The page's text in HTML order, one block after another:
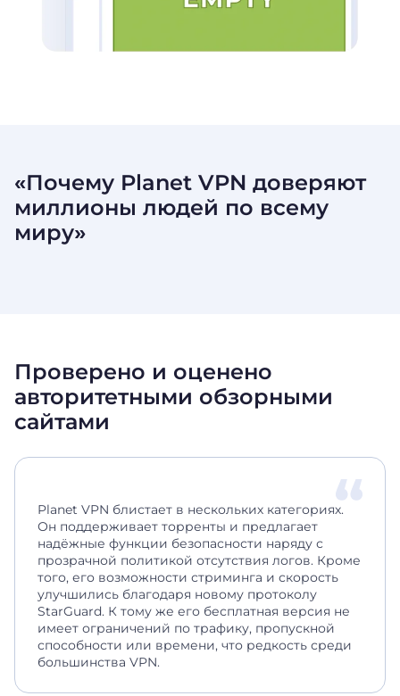
«Почему Planet VPN доверяют
миллионы людей по всему
миру»
Проверено и оценено
авторитетными обзорными
сайтами
Planet VPN блистает в нескольких категориях.
Он поддерживает торренты и предлагает
надёжные функции безопасности наряду с
прозрачной политикой отсутствия логов. Кроме
того, его возможности стриминга и скорость
улучшились благодаря новому протоколу
StarGuard. К тому же его бесплатная версия не
имеет ограничений по трафику, пропускной
способности или времени, что редкость среди
большинства VPN.